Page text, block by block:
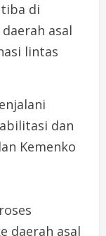
di
asal
lintas
dan
Kemenko
daerah asal